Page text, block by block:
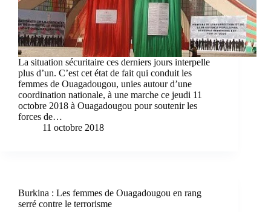
La situation sécuritaire ces derniers jours interpelle
plus d’un. C’est cet état de fait qui conduit les
femmes de Ouagadougou, unies autour d’une
coordination nationale, à une marche ce jeudi 11
octobre 2018 à Ouagadougou pour soutenir les
forces de…
11 octobre 2018
Burkina : Les femmes de Ouagadougou en rang
serré contre le terrorisme